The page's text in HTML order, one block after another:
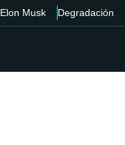
Elon Musk Degradación